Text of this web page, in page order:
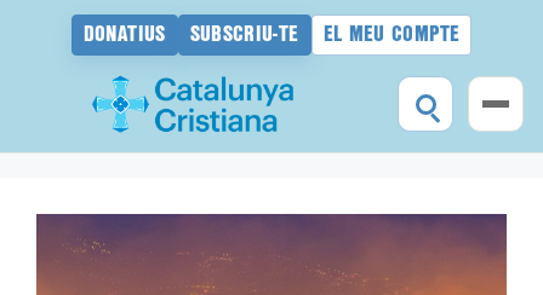
DONATIUS SUBSCRIU-TE EL MEU COMPTE